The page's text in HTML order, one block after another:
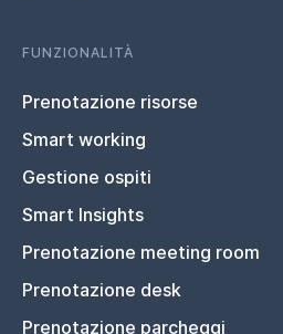
FUNZIONALITÀ
Prenotazione risorse
Smart working
Gestione ospiti
Smart Insights
Prenotazione meeting room
Prenotazione desk
Prenotazione parcheggi